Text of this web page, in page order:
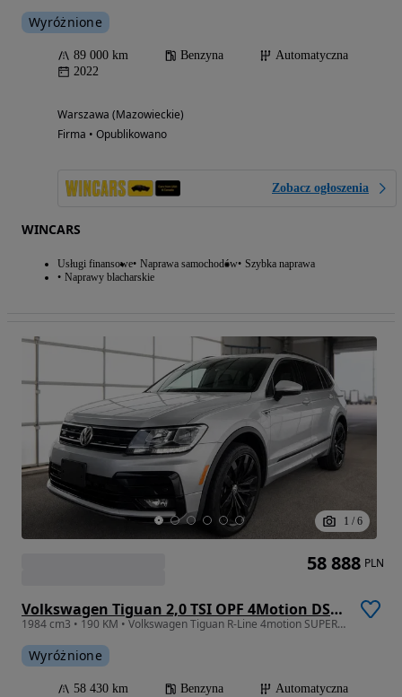
Wyróżnione
89 000 km Benzyna
Automatyczna
2022
Warszawa (Mazowieckie)
Firma • Opublikowano
Zobacz ogłoszenia
WINCARS
Usługi finansowe Naprawa samochodów Szybka naprawa
Naprawy blacharskie
1 / 6
Volkswagen Tiguan 2,0 TSI OPF 4Motion DSG R-Line
1984 cm3 • 190 KM • Volkswagen Tiguan R-Line 4motion SUPERT STAN
Wyróżnione
58 430 km Benzyna
Automatyczna
58 888 PLN